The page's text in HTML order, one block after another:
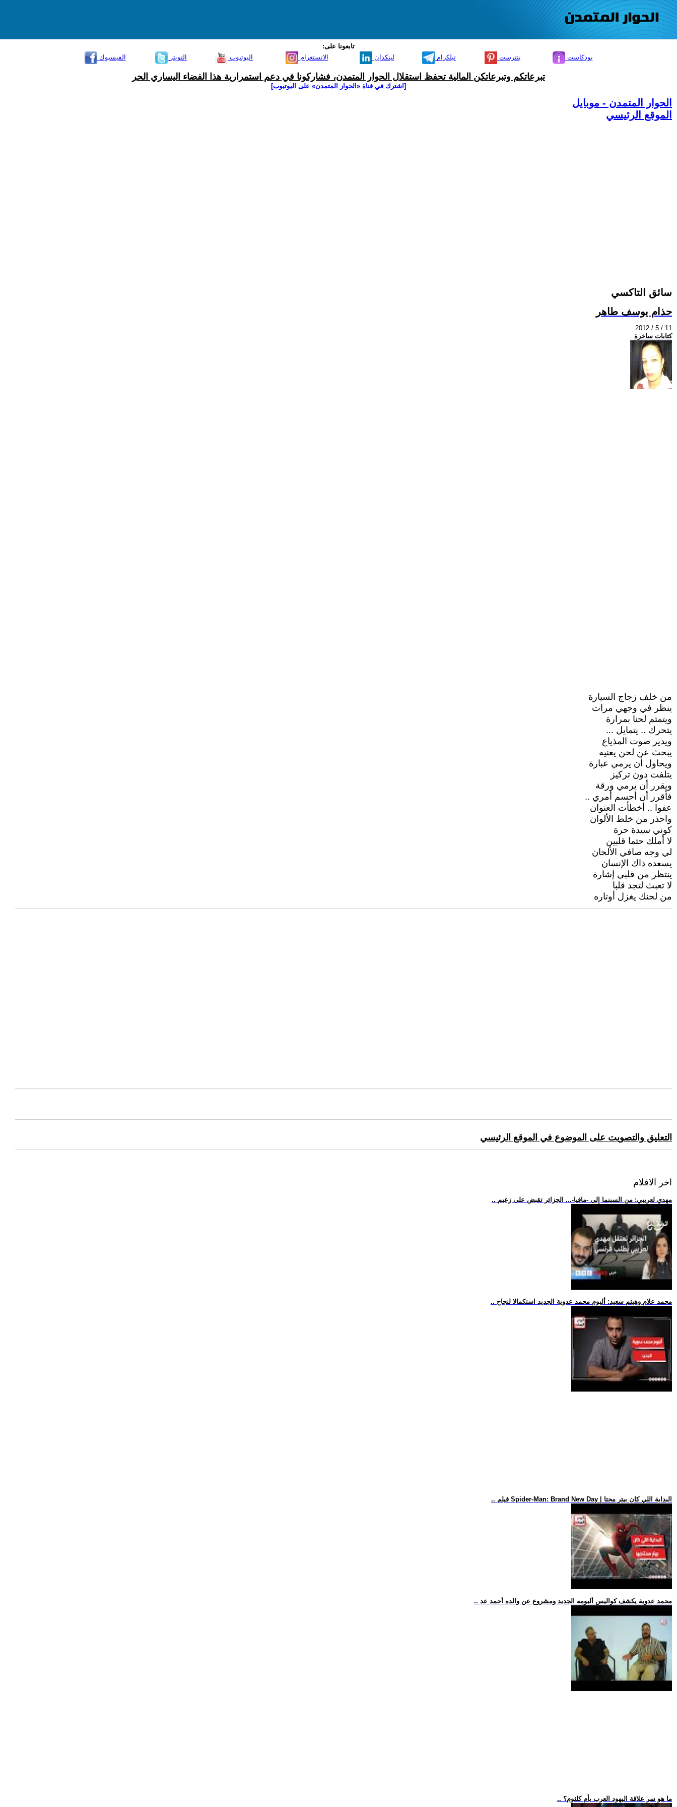
تابعونا على:
الفيسبوك
التويتر اليوتيوب الانستغرام لينكدإن تيلكرام بنترست بودكاست
تبرعاتكم وتبرعاتكن المالية تحفظ استقلال الحوار المتمدن، فشاركونا في دعم استمرارية هذا الفضاء اليساري الحر
[اشترك في قناة ‫«الحوار المتمدن» على اليوتيوب]
الحوار المتمدن - موبايل
الموقع الرئيسي
سائق التاكسي
حذام يوسف طاهر
2012 / 5 / 11
كتابات ساخرة
من خلف زجاج السيارة
ينظر في وجهي مرات
ويتمتم لحنا بمرارة
يتحرك .. يتمايل ...
ويدير صوت المذياع
يبحث عن لحن يعنيه
ويحاول أن يرمي عبارة
يتلفت دون تركيز
ويقرر أن يرمي ورقة
فأقرر أن أحسم أمري ..
عفوا .. أخطأت العنوان
واحذر من خلط الألوان
كوني سيدة حرة
لا أملك حتما قلبين
لي وجه صافي الألحان
يسعده ذاك الإنسان
ينتظر من قلبي إشارة
لا تعبث لتجد قلبا
من لحنك يغزل أوتاره
التعليق والتصويت على الموضوع في الموقع الرئيسي
اخر الافلام
.. مهدي لعريبي: من السينما إلى -مافيا-... الجزائر تقبض على زعيم
.. محمد علام وهيثم سعيد: ألبوم محمد عدوية الجديد استكمالا لنجاح
.. فيلم Spider-Man: Brand New Day | البداية اللي كان بيتر محتا
.. محمد عدوية يكشف كواليس ألبومه الجديد ومشروع عن والده أحمد عد
.. ما هو سر علاقة اليهود العرب بأم كلثوم؟